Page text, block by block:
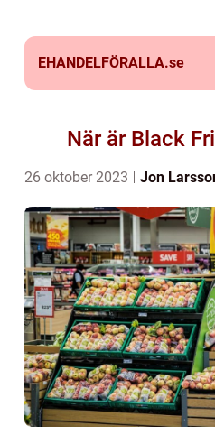
EHANDELFÖRALLA.se
När är Black
26 oktober 2023 Jon